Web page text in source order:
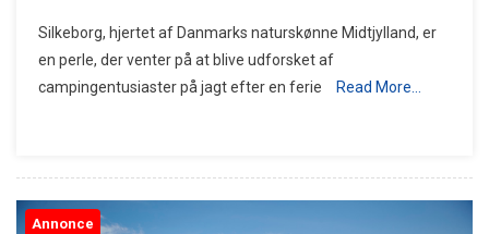
Silkeborg, hjertet af Danmarks naturskønne Midtjylland, er
en perle, der venter på at blive udforsket af
campingentusiaster på jagt efter en ferie
Read More…
Annonce